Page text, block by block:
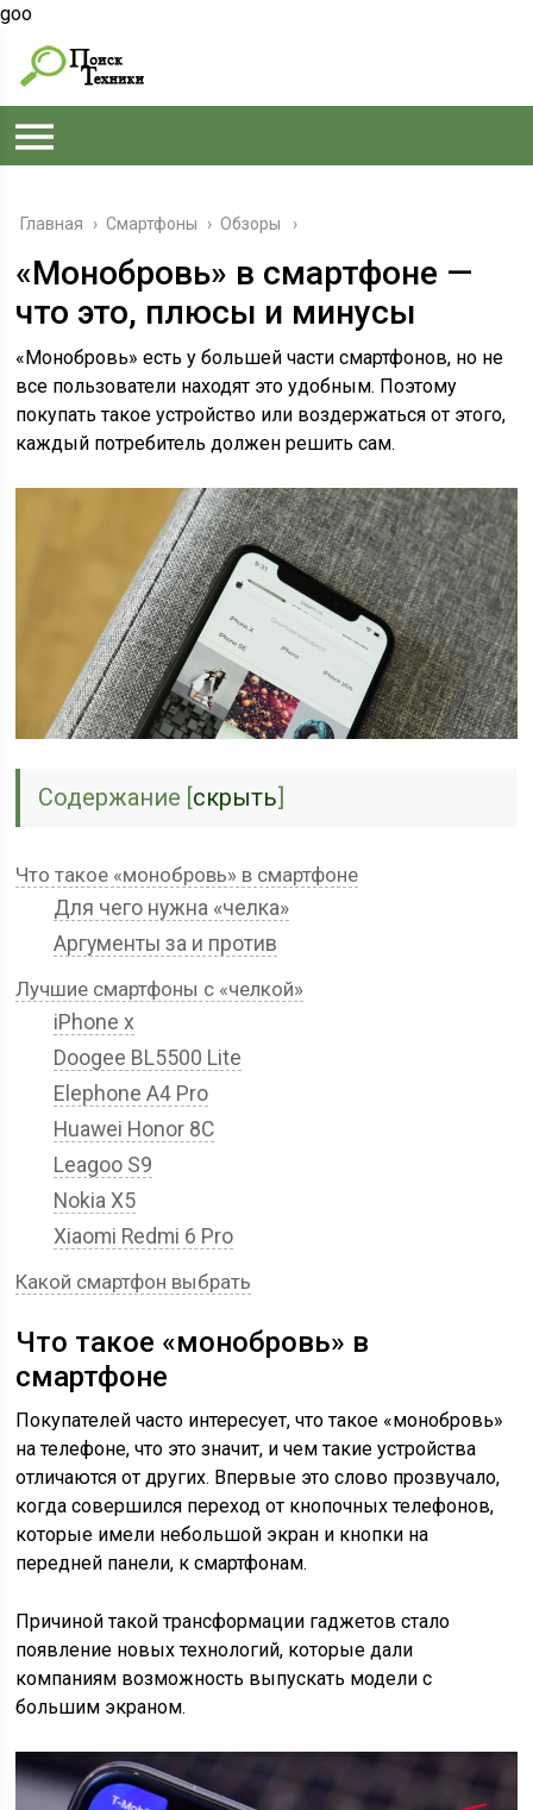
goo
Главная › Смартфоны › Обзоры
«Монобровь» в смартфоне —
что это, плюсы и минусы
«Монобровь» есть у большей части смартфонов, но не
все пользователи находят это удобным. Поэтому
покупать такое устройство или воздержаться от этого,
каждый потребитель должен решить сам.
Содержание [скрыть]
Что такое «монобровь» в смартфоне
Для чего нужна «челка»
Аргументы за и против
Лучшие смартфоны с «челкой»
iPhone x
Doogee BL5500 Lite
Elephone A4 Pro
Huawei Honor 8С
Leagoo S9
Nokia X5
Xiaomi Redmi 6 Pro
Какой смартфон выбрать
Что такое «монобровь» в
смартфоне
Покупателей часто интересует, что такое «монобровь»
на телефоне, что это значит, и чем такие устройства
отличаются от других. Впервые это слово прозвучало,
когда совершился переход от кнопочных телефонов,
которые имели небольшой экран и кнопки на
передней панели, к смартфонам.
Причиной такой трансформации гаджетов стало
появление новых технологий, которые дали
компаниям возможность выпускать модели с
большим экраном.